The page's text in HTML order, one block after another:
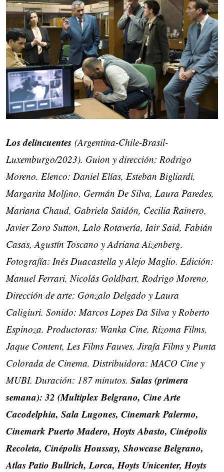
Los delincuentes (Argentina-Chile-Brasil-
Luxemburgo/2023). Guion y dirección: Rodrigo
Moreno. Elenco: Daniel Elías, Esteban Bigliardi,
Margarita Molfino, Germán De Silva, Laura Paredes,
Mariana Chaud, Gabriela Saidón, Cecilia Rainero,
Javier Zoro Sutton, Lalo Rotavería, Iair Said, Fabián
Casas, Agustín Toscano y Adriana Aizenberg.
Fotografía: Inés Duacastella y Alejo Maglio. Edición:
Manuel Ferrari, Nicolás Goldbart, Rodrigo Moreno,
Dirección de arte: Gonzalo Delgado y Laura
Caligiuri. Sonido: Marcos Lopes Da Silva y Roberto
Espinoza. Productoras: Wanka Cine, Rizoma Films,
Jaque Content, Les Films Fauves, Jirafa Films y Punta
Colorada de Cinema. Distribuidora: MACO Cine y
MUBI. Duración: 187 minutos. Salas (primera
semana): 32 (Multiplex Belgrano, Cine Arte
Cacodelphia, Sala Lugones, Cinemark Palermo,
Cinemark Puerto Madero, Hoyts Abasto, Cinépolis
Recoleta, Cinépolis Houssay, Showcase Belgrano,
Atlas Patio Bullrich, Lorca, Hoyts Unicenter, Hoyts